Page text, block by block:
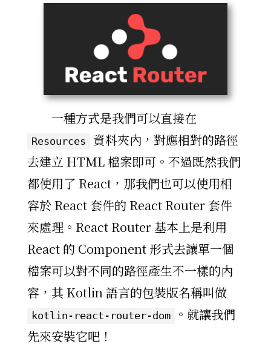
一種方式是我們可以直接在
Resources
資料夾內，對應相對的路徑
去建立 HTML 檔案即可。不過既然我們
都使用了 React，那我們也可以使用相
容於 React 套件的 React Router 套件
來處理。React Router 基本上是利用
React 的 Component 形式去讓單一個
檔案可以對不同的路徑產生不一樣的內
容，其 Kotlin 語言的包裝版名稱叫做
kotlin-react-router-dom
。就讓我們
先來安裝它吧！